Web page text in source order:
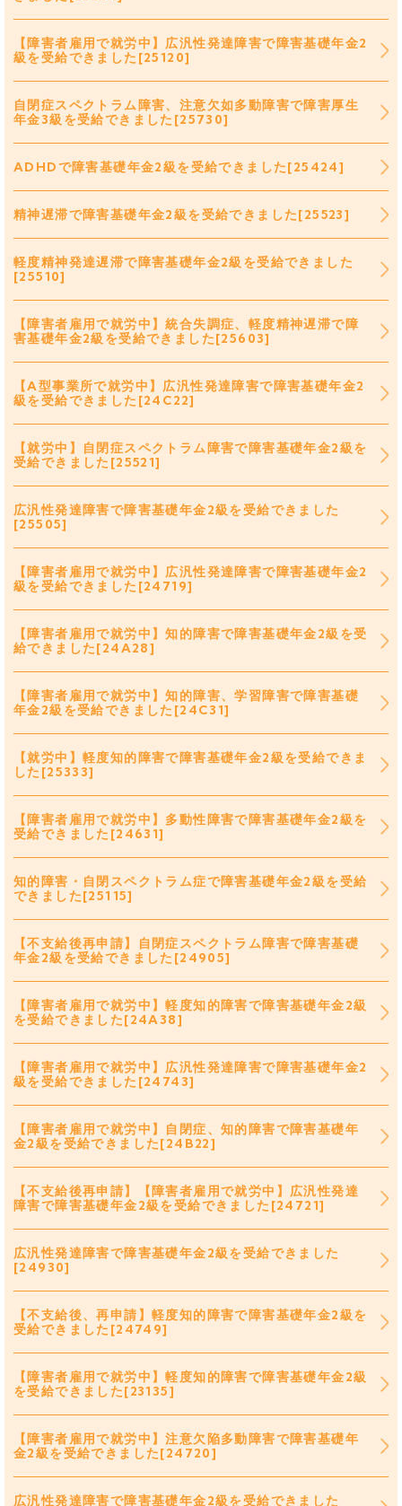
【障害者雇用で就労中】広汎性発達障害で障害基礎年金2
級を受給できました[25120]
自閉症スペクトラム障害、注意欠如多動障害で障害厚生
年金3級を受給できました[25730]
ADHDで障害基礎年金2級を受給できました[25424]
精神遅滞で障害基礎年金2級を受給できました[25523]
軽度精神発達遅滞で障害基礎年金2級を受給できました
[25510]
【障害者雇用で就労中】統合失調症、軽度精神遅滞で障
害基礎年金2級を受給できました[25603]
【A型事業所で就労中】広汎性発達障害で障害基礎年金2
級を受給できました[24C22]
【就労中】自閉症スペクトラム障害で障害基礎年金2級を
受給できました[25521]
広汎性発達障害で障害基礎年金2級を受給できました
[25505]
【障害者雇用で就労中】広汎性発達障害で障害基礎年金2
級を受給できました[24719]
【障害者雇用で就労中】知的障害で障害基礎年金2級を受
給できました[24A28]
【障害者雇用で就労中】知的障害、学習障害で障害基礎
年金2級を受給できました[24C31]
【就労中】軽度知的障害で障害基礎年金2級を受給できま
した[25333]
【障害者雇用で就労中】多動性障害で障害基礎年金2級を
受給できました[24631]
知的障害・自閉スペクトラム症で障害基礎年金2級を受給
できました[25115]
【不支給後再申請】自閉症スペクトラム障害で障害基礎
年金2級を受給できました[24905]
【障害者雇用で就労中】軽度知的障害で障害基礎年金2級
を受給できました[24A38]
【障害者雇用で就労中】広汎性発達障害で障害基礎年金2
級を受給できました[24743]
【障害者雇用で就労中】自閉症、知的障害で障害基礎年
金2級を受給できました[24B22]
【不支給後再申請】【障害者雇用で就労中】広汎性発達
障害で障害基礎年金2級を受給できました[24721]
広汎性発達障害で障害基礎年金2級を受給できました
[24930]
【不支給後、再申請】軽度知的障害で障害基礎年金2級を
受給できました[24749]
【障害者雇用で就労中】軽度知的障害で障害基礎年金2級
を受給できました[23135]
【障害者雇用で就労中】注意欠陥多動障害で障害基礎年
金2級を受給できました[24720]
広汎性発達障害で障害基礎年金2級を受給できました